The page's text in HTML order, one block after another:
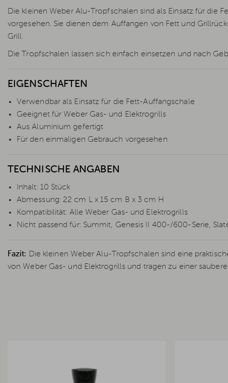
Die kleinen Weber Alu-Tropfschalen sind als Einsatz für die
vorgesehen. Sie dienen dem Auffangen von Fett und
Grill.
Die Tropfschalen lassen sich einfach einsetzen und nach
EIGENSCHAFTEN
Verwendbar als Einsatz für die Fett-Auffangschale
Geeignet für Weber Gas- und Elektrogrills
Aus Aluminium gefertigt
Für den einmaligen Gebrauch vorgesehen
TECHNISCHE ANGABEN
Inhalt: 10 Stück
Abmessung: 22 cm L x 15 cm B x 3 cm H
Kompatibilität: Alle Weber Gas- und Elektrogrills
Nicht passend für: Summit, Genesis II 400-/600-Serie,
Fazit: Die kleinen Weber Alu-Tropfschalen sind eine
von Weber Gas- und Elektrogrills und tragen zu einer